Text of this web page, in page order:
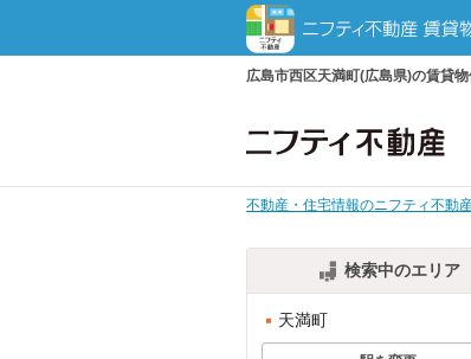
広島市西区天満町(広島県)の賃貸
不動産・住宅情報のニフティ不動
検索中のエリア
天満町